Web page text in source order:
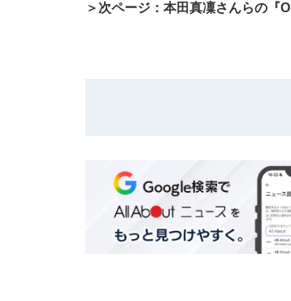
＞次ページ：本田真凜さんらの『